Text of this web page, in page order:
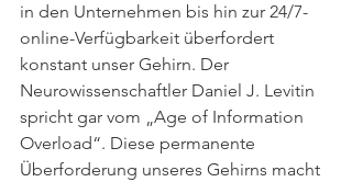
in den Unternehmen bis hin zur 24/7-
online-Verfügbarkeit überfordert
konstant unser Gehirn. Der
Neurowissenschaftler Daniel J. Levitin
spricht gar vom „Age of Information
Overload“. Diese permanente
Überforderung unseres Gehirns macht